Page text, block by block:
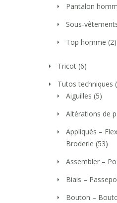
Pantalon
Sous-
Top homme (2)
Tricot (6)
Tutos techniques
Aiguilles (5)
Altérations de
Appliqués –
Broderie (53)
Assembler –
Biais –
Bouton –